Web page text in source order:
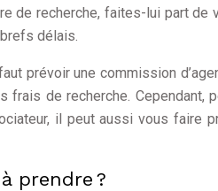
de recherche, faites-lui part
délais.
prévoir une commission
frais de recherche. Cependant,
il peut aussi vous faire
prendre ?